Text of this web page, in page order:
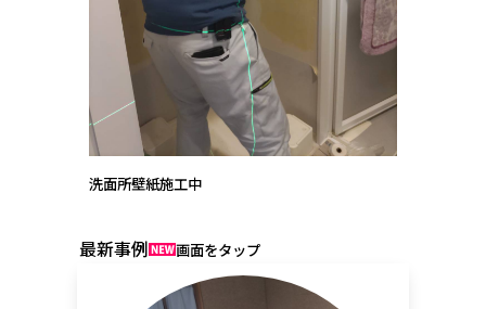
洗面所壁紙施工中
最新事例 画面をタップ